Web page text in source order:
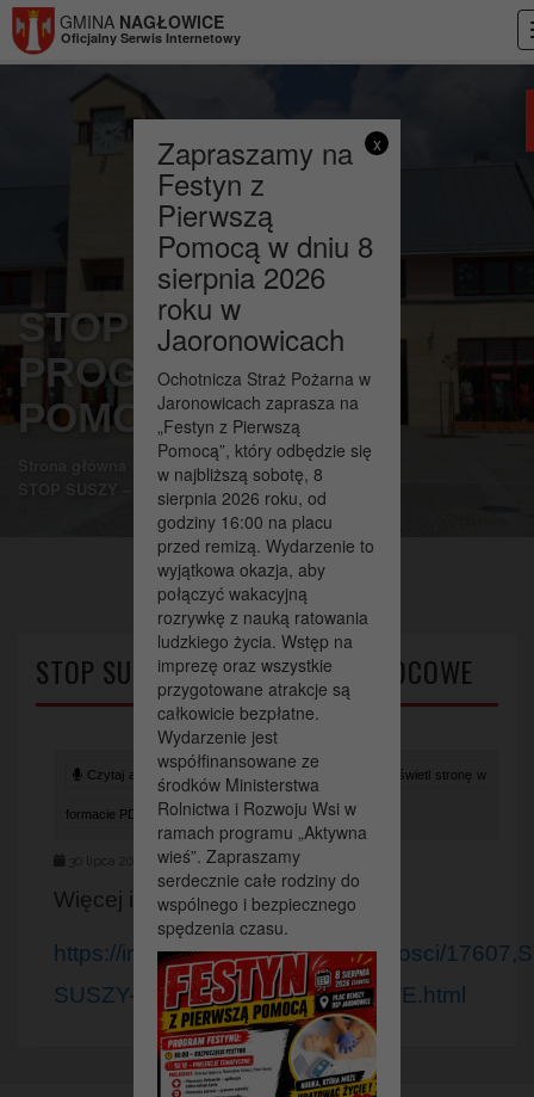
GMINA NAGŁOWICE
Oficjalny Serwis Internetowy
STOP SUSZY –
PROGRAMY
POMOCOWE
Aktualności >
STOP SUSZY – PROGRAMY POMOCOWE
x
Zapraszamy na
Festyn z
Pierwszą
Pomocą w dniu 8
sierpnia 2026
roku w
Jaoronowicach
Ochotnicza Straż Pożarna w
Jaronowicach zaprasza na
„Festyn z Pierwszą
Pomocą”, który odbędzie się
w najbliższą sobotę, 8
sierpnia 2026 roku, od
godziny 16:00 na placu
przed remizą. Wydarzenie to
wyjątkowa okazja, aby
połączyć wakacyjną
rozrywkę z nauką ratowania
ludzkiego życia. Wstęp na
imprezę oraz wszystkie
przygotowane atrakcje są
całkowicie bezpłatne.
Wydarzenie jest
współfinansowane ze
środków Ministerstwa
Rolnictwa i Rozwoju Wsi w
ramach programu „Aktywna
wieś”. Zapraszamy
serdecznie całe rodziny do
wspólnego i bezpiecznego
spędzenia czasu.
STOP SUSZY – PROGRAMY POMOCOWE
Czytaj artykuł (lektor) Wyświetl stronę w
formacie PDF
Więcej informacji pod linkiem:
https://ir.kielce.uw.gov.pl/ir/aktualnosci/
SUSZY-PROGRAMY-POMOCOWE.html